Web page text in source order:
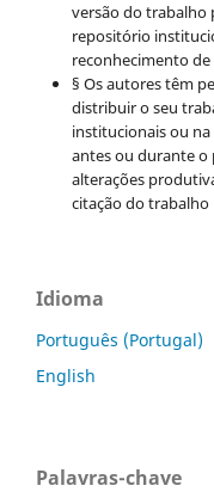
versão do trabalho
repositório
reconhecimento
§ Os autores têm
distribuir o seu
institucionais ou
antes ou durante o
alterações
citação do trabalho
Idioma
Português (Portugal)
English
Palavras-chave